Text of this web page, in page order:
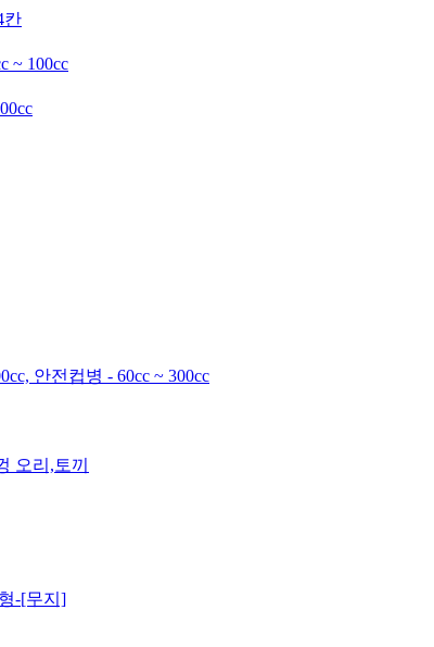
칸
~ 100cc
안전컵병 - 60cc ~ 300cc
오리,토끼
-[무지]